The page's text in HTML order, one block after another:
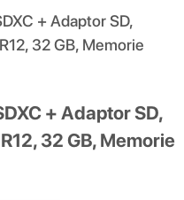
+ Adaptor SD,
32 GB, Memorie
+ Adaptor SD,
32 GB, Memorie